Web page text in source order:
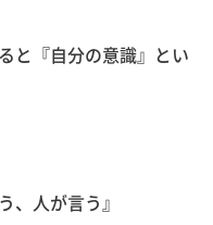
と『自分の意識』とい
、人が言う』